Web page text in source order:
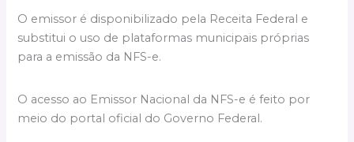
O emissor é disponibilizado pela Receita Federal e
substitui o uso de plataformas municipais próprias
para a emissão da NFS-e.
O acesso ao Emissor Nacional da NFS-e é feito por
meio do portal oficial do Governo Federal.